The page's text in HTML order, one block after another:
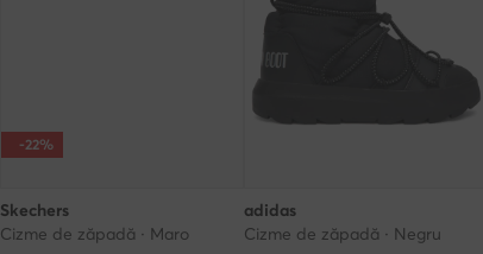
-22%
Skechers
Cizme de zăpadă · Maro
adidas
Cizme de zăpadă · Negru